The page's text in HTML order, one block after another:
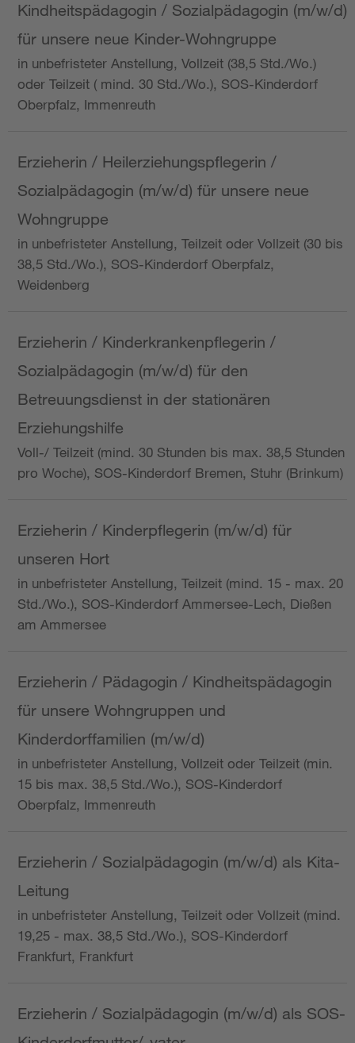
Kindheitspädagogin / Sozialpädagogin (m/w/d)
für unsere neue Kinder-Wohngruppe
in unbefristeter Anstellung, Vollzeit (38,5 Std./Wo.)
oder Teilzeit ( mind. 30 Std./Wo.), SOS-Kinderdorf
Oberpfalz, Immenreuth
Erzieherin / Heilerziehungspflegerin /
Sozialpädagogin (m/w/d) für unsere neue
Wohngruppe
in unbefristeter Anstellung, Teilzeit oder Vollzeit (30 bis
38,5 Std./Wo.), SOS-Kinderdorf Oberpfalz,
Weidenberg
Erzieherin / Kinderkrankenpflegerin /
Sozialpädagogin (m/w/d) für den
Betreuungsdienst in der stationären
Erziehungshilfe
Voll-/ Teilzeit (mind. 30 Stunden bis max. 38,5 Stunden
pro Woche), SOS-Kinderdorf Bremen, Stuhr (Brinkum)
Erzieherin / Kinderpflegerin (m/w/d) für
unseren Hort
in unbefristeter Anstellung, Teilzeit (mind. 15 - max. 20
Std./Wo.), SOS-Kinderdorf Ammersee-Lech, Dießen
am Ammersee
Erzieherin / Pädagogin / Kindheitspädagogin
für unsere Wohngruppen und
Kinderdorffamilien (m/w/d)
in unbefristeter Anstellung, Vollzeit oder Teilzeit (min.
15 bis max. 38,5 Std./Wo.), SOS-Kinderdorf
Oberpfalz, Immenreuth
Erzieherin / Sozialpädagogin (m/w/d) als Kita-
Leitung
in unbefristeter Anstellung, Teilzeit oder Vollzeit (mind.
19,25 - max. 38,5 Std./Wo.), SOS-Kinderdorf
Frankfurt, Frankfurt
Erzieherin / Sozialpädagogin (m/w/d) als SOS-